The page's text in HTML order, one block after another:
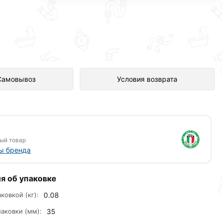
Условия возврата
Сантехника по отличной
товар
бренда
об упаковке
(кг): 0.08
(мм): 35